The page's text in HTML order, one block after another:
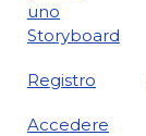
uno
Storyboard
Registro
Accedere